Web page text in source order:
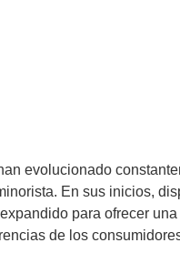
evolucionado
En sus inicios,
para ofrecer
de los